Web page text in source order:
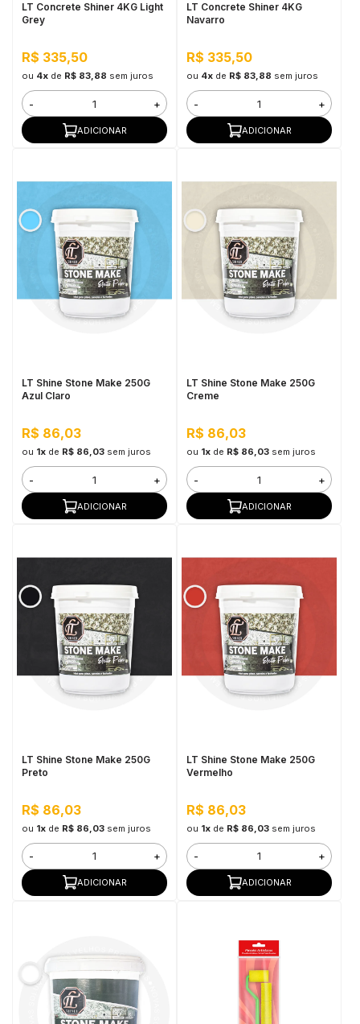
LT Concrete Shiner 4KG Light
Grey
R$ 335,50
ou 4xde R$ 83,88 sem juros
- +
ADICIONAR
LT Concrete Shiner 4KG
Navarro
R$ 335,50
ou 4xde R$ 83,88 sem juros
- +
ADICIONAR
LT Shine Stone Make 250G
Azul Claro
R$ 86,03
ou 1xde R$ 86,03 sem juros
- +
ADICIONAR
LT Shine Stone Make 250G
Creme
R$ 86,03
ou 1xde R$ 86,03 sem juros
- +
ADICIONAR
LT Shine Stone Make 250G
Preto
R$ 86,03
ou 1xde R$ 86,03 sem juros
- +
ADICIONAR
LT Shine Stone Make 250G
Vermelho
R$ 86,03
ou 1xde R$ 86,03 sem juros
- +
ADICIONAR